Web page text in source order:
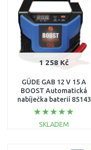
Porovnat
1 258 Kč
GÜDE GAB 12 V 15 A
BOOST Automatická
nabíječka baterií 85143
SKLADEM